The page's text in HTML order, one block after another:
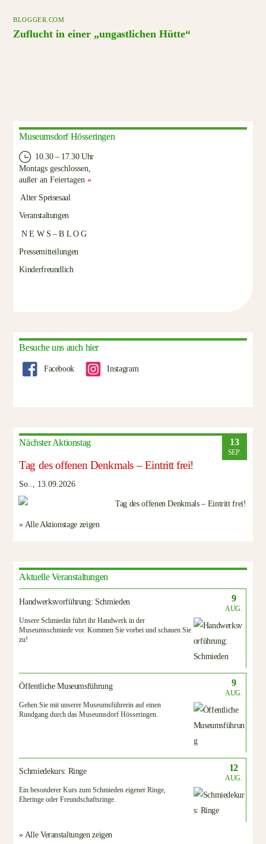
BLOGGER.COM
Zuflucht in einer „ungastlichen Hütte“
Museumsdorf Hösseringen
10.30 – 17.30 Uhr
Montags geschlossen,
außer an Feiertagen«
Alter Speisesaal
Veranstaltungen
N E W S – B L O G
Pressemitteilungen
Kinderfreundlich
Besuche uns auch hier
Facebook Instagram
Nächster Aktionstag 13
SEP.
Tag des offenen Denkmals – Eintritt frei!
So.., 13.09.2026
» Alle Aktionstage zeigen
Aktuelle Veranstaltungen
Handwerksvorführung: Schmieden 9
AUG.
Unsere Schmiedin führt ihr Handwerk in der
Museumsschmiede vor. Kommen Sie vorbei und schauen Sie
zu!
Öffentliche Museumsführung 9
AUG.
Gehen Sie mit unserer Museumsführerin auf einen
Rundgang durch das Museumsdorf Hösseringen.
Schmiedekurs: Ringe 12
AUG.
Ein besonderer Kurs zum Schmieden eigener Ringe,
Eheringe oder Freundschaftsringe.
» Alle Veranstaltungen zeigen